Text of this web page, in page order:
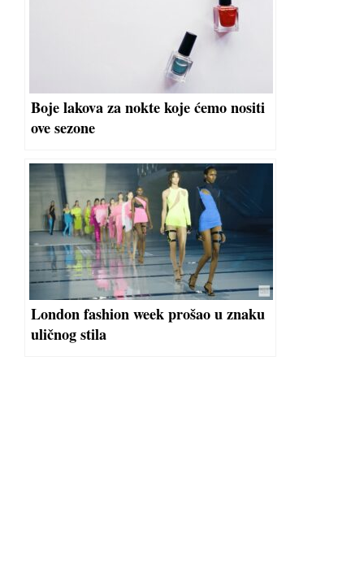
Boje lakova za nokte koje ćemo nositi
ove sezone
London fashion week prošao u znaku
uličnog stila